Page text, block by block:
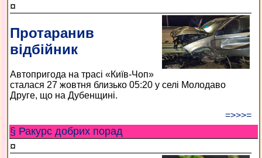
¤
Протаранив
відбійник
Автопригода на трасі «Київ-Чоп»
сталася 27 жовтня близько 05:20 у селі Молодаво
Друге, що на Дубенщині.
=>>>=
§ Ракурс добрих порад
¤